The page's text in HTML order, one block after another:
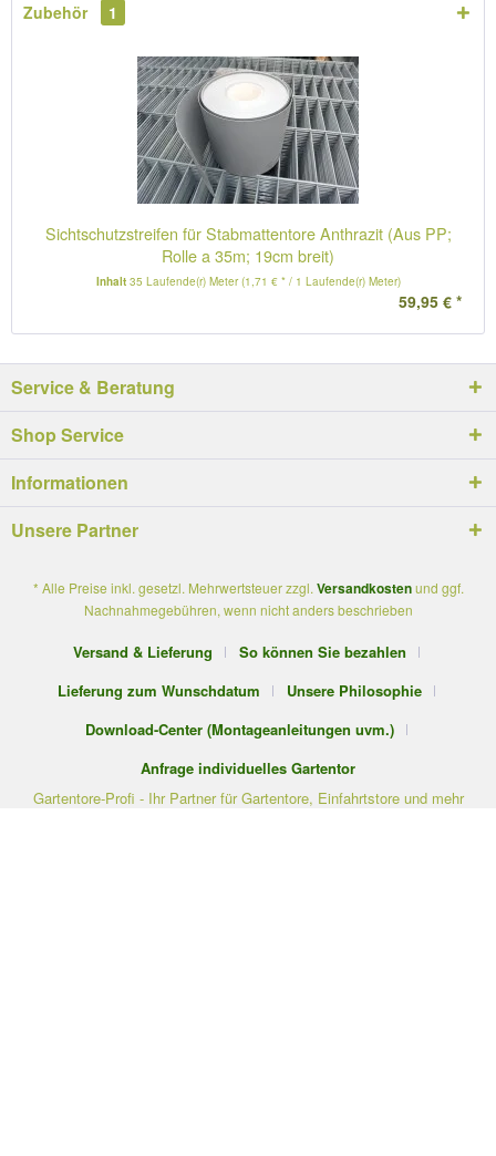
Zubehör 1
Sichtschutzstreifen für Stabmattentore Anthrazit (Aus PP;
Rolle a 35m; 19cm breit)
Inhalt 35 Laufende(r) Meter(1,71 € * / 1 Laufende(r) Meter)
59,95 € *
Service & Beratung
Shop Service
Informationen
Unsere Partner
* Alle Preise inkl. gesetzl. Mehrwertsteuer zzgl. Versandkostenund ggf.
Nachnahmegebühren, wenn nicht anders beschrieben
Versand & Lieferung
So können Sie bezahlen
Lieferung zum Wunschdatum
Unsere Philosophie
Download-Center (Montageanleitungen uvm.)
Anfrage individuelles Gartentor
Gartentore-Profi - Ihr Partner für Gartentore, Einfahrtstore und mehr